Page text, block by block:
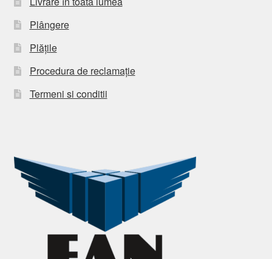
Plângere
Plățile
Procedura de reclamație
Termeni si conditii